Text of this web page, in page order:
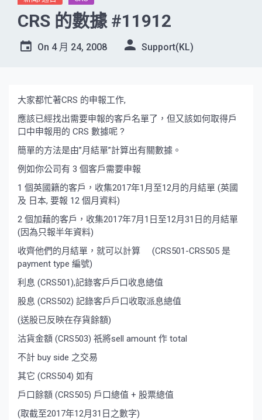
CRS 的數據 #11912
On 4 月 24, 2008 Support(KL)
大家都忙著CRS 的申報工作,
應該已經找出需要申報的客戶名單了，但又該如何取得戶
口中申報用的 CRS 數據呢 ?
簡單的方法是由”月結單”計算出有關數據。
例如你公司有 3 個客戶需要申報
1 個英國籍的客戶，收集2017年1月至12月的月結單 (英國
及 日本, 要報 12 個月資料)
2 個加藉的客戶，收集2017年7月1日至12月31日的月結單
(因為只報半年資料)
收齊他們的月結單，就可以計算 (CRS501-CRS505 是
payment type 編號)
利息 (CRS501),記錄客戶戶口收息總值
股息 (CRS502) 記錄客戶戶口收取派息總值
(送股已反映在存貨餘額)
沽貨金額 (CRS503) 祇將sell amount 作 total
不計 buy side 之交易
其它 (CRS504) 如有
戶口餘額 (CRS505) 戶口總值 + 股票總值
(取截至2017年12月31日之數字)